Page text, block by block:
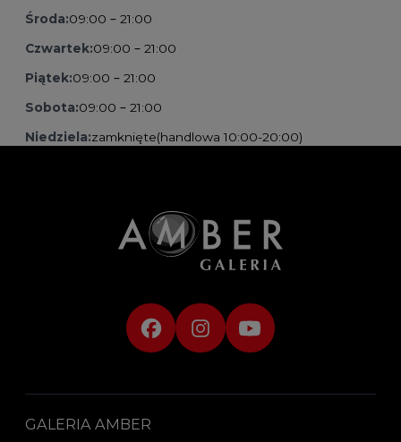
Środa:09:00 – 21:00
Czwartek:09:00 – 21:00
Piątek:09:00 – 21:00
Sobota:09:00 – 21:00
Niedziela:zamknięte(handlowa 10:00-20:00)
GALERIA AMBER